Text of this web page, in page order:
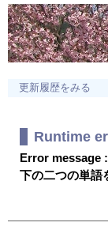
更新履歴をみる
Runtime
Error message
下の二つの単語